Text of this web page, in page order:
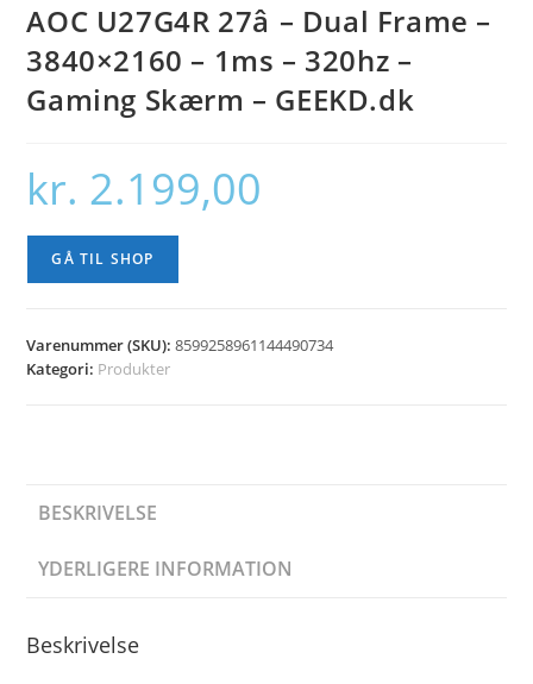
AOC U27G4R 27â – Dual Frame –
3840×2160 – 1ms – 320hz –
Gaming Skærm – GEEKD.dk
kr. 2.199,00
GÅ TIL SHOP
Varenummer (SKU):8599258961144490734
Kategori: Produkter
BESKRIVELSE
YDERLIGERE INFORMATION
Beskrivelse